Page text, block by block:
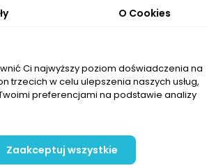
do
Rockbros
O Cookies
Ci najwyższy poziom doświadczenia na
trzecich w celu ulepszenia naszych usług,
preferencjami na podstawie analizy
Zaakceptuj wszystkie